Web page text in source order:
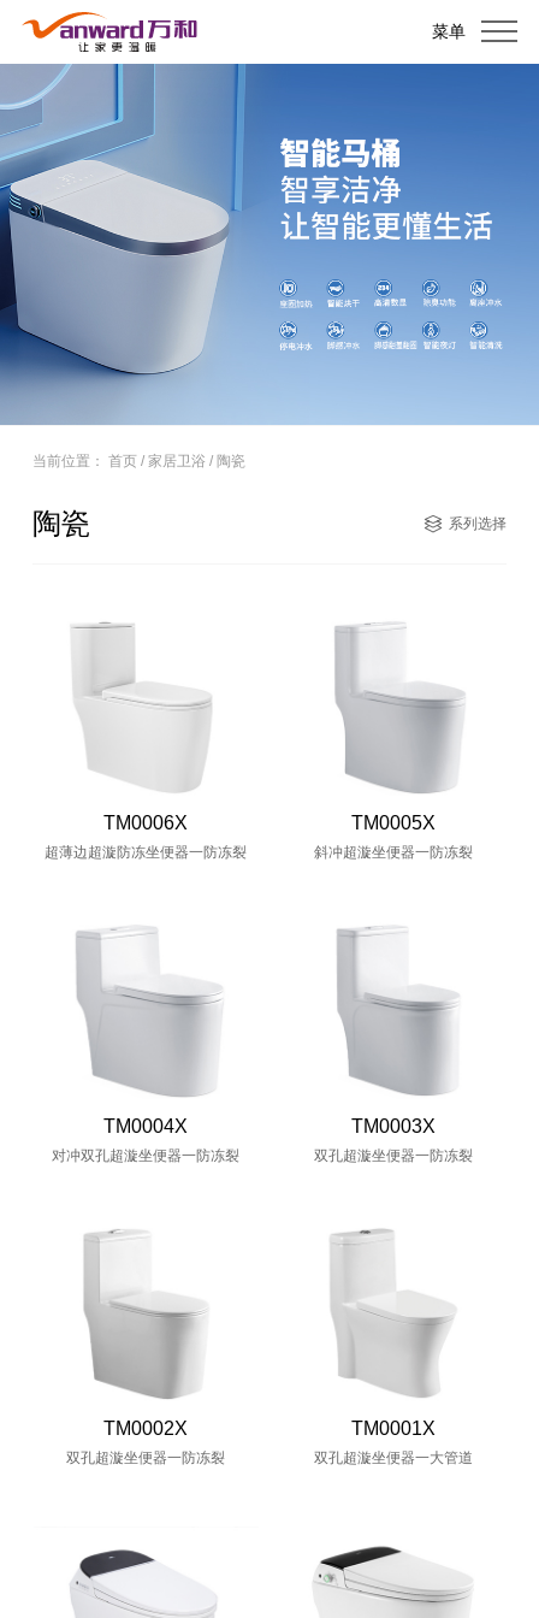
菜单
当前位置： 首页/ 家居卫浴 / 陶瓷
陶瓷 系列选择
TM0006X
超薄边超漩防冻坐便器一防冻裂
TM0005X
斜冲超漩坐便器一防冻裂
TM0004X
对冲双孔超漩坐便器一防冻裂
TM0003X
双孔超漩坐便器一防冻裂
TM0002X
双孔超漩坐便器一防冻裂
TM0001X
双孔超漩坐便器一大管道